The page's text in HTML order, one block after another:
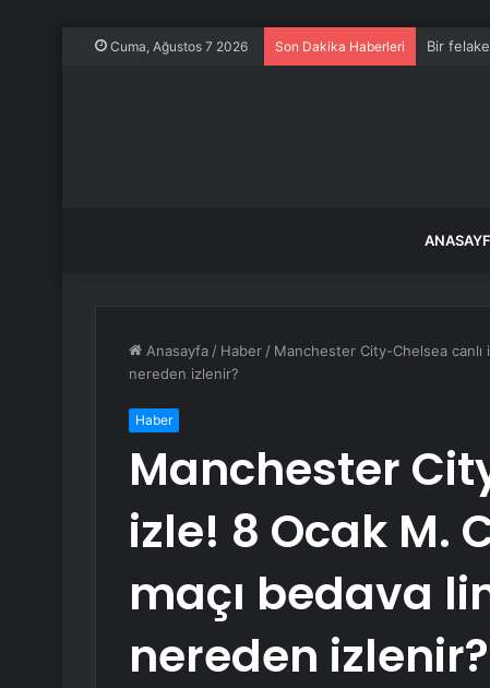
Cuma, Ağustos 7 2026 Son Dakika Haberleri Netflix
Anasayfa / Haber / Manchester City-Chelsea canlı
nereden izlenir?
Haber
Manchester
izle! 8 Ocak M.
maçı bedava
nereden izlenir?